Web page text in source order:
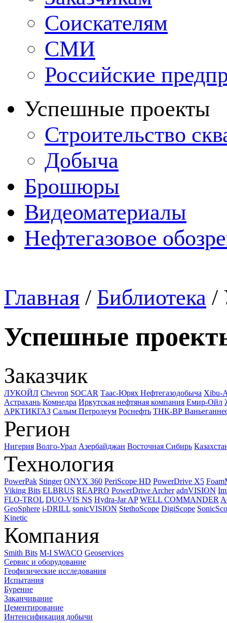
Соискателям
СМИ
Российские
Успешные проекты
Строительство
Добыча
Брошюры
Видеоматериалы
Нефтегазовое
Главная / Библиотека /
Успешные
Заказчик
ЛУКОЙЛ Chevron SOCAR Таас-Юрях Нефтегазодобыча Xibu-
Астрахань Комнедра Иркутская нефтяная компания Емир-Ойл
АРКТИКГАЗ Салым Петролеум Роснефть ТНК-ВР
Регион
Нигерия Волго-Урал Азербайджан Восточная Сибирь
Технология
PowerPak Stinger ONYX 360 PeriScope HD PowerDrive X5
Viking Bits ELBRUS REAPRO PowerDrive Archer adnVISION
FLO-TROL DUO-VIS NS Hydra-Jar AP WELL COMMANDER
GeoSphere i-DRILL sonicVISION StethoScope DigiScope
Kinetic
Компания
Smith Bits M-I SWACO Geoservices
Сервис и оборудование
Геофизические исследования
Испытания
Бурение
Заканчивание
Цементирование
Интенсификация добычи